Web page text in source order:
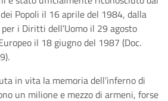
Popoli il 16 aprile del 1984, dalla
per i Diritti dell’Uomo il 29 agosto
il 18 giugno del 1987 (Doc.
in vita la memoria dell’inferno di
un milione e mezzo di armeni, forse